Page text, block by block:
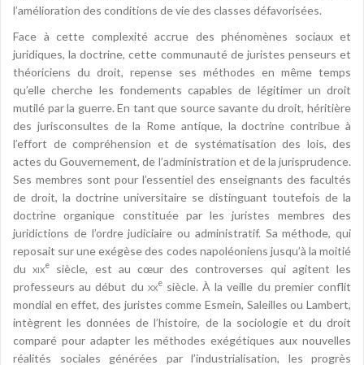
l’amélioration des conditions de vie des classes défavorisées.
Face à cette complexité accrue des phénomènes sociaux et
juridiques, la doctrine, cette communauté de juristes penseurs et
théoriciens du droit, repense ses méthodes en même temps
qu’elle cherche les fondements capables de légitimer un droit
mutilé par la guerre. En tant que source savante du droit, héritière
des jurisconsultes de la Rome antique, la doctrine contribue à
l’effort de compréhension et de systématisation des lois, des
actes du Gouvernement, de l’administration et de la jurisprudence.
Ses membres sont pour l’essentiel des enseignants des facultés
de droit, la doctrine universitaire se distinguant toutefois de la
doctrine organique constituée par les juristes membres des
juridictions de l’ordre judiciaire ou administratif. Sa méthode, qui
reposait sur une exégèse des codes napoléoniens jusqu’à la moitié
duxixe
siècle, est au cœur des controverses qui agitent les
professeurs au début du xxesiècle. À la veille du premier conflit
mondial en effet, des juristes comme Esmein, Saleilles ou Lambert,
intègrent les données de l’histoire, de la sociologie et du droit
comparé pour adapter les méthodes exégétiques aux nouvelles
réalités sociales générées par l’industrialisation, les progrès